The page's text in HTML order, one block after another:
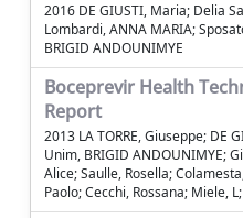
2016 DE GIUSTI, Maria; Delia
Lombardi, ANNA MARIA;
BRIGID ANDOUNIMYE
Boceprevir Health
Report
2013 LA TORRE, Giuseppe; DE
Unim, BRIGID ANDOUNIMYE;
Alice; Saulle, Rosella;
Paolo; Cecchi, Rossana; Miele,